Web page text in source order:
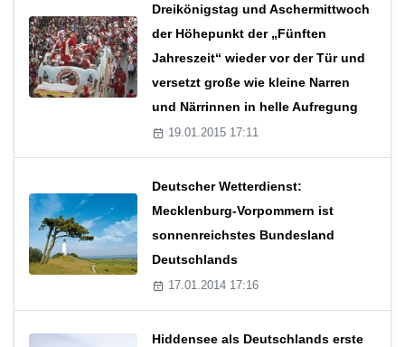
Dreikönigstag und Aschermittwoch
der Höhepunkt der „Fünften
Jahreszeit“ wieder vor der Tür und
versetzt große wie kleine Narren
und Närrinnen in helle Aufregung
19.01.2015 17:11
Deutscher Wetterdienst:
Mecklenburg-Vorpommern ist
sonnenreichstes Bundesland
Deutschlands
17.01.2014 17:16
Hiddensee als Deutschlands erste